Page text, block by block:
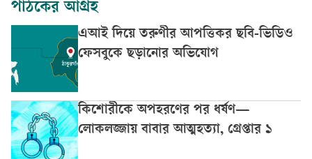
পাঠকের আগ্রহ
এআই দিয়ে তরুণীর আপত্তিকর ছবি-ভিডিও
ফেসবুকে ছড়ানোর অভিযোগ
কিশোরীকে অপহরণের পর ধর্ষণ—
লোকলজ্জায় বাবার আত্মহত্যা, গ্রেপ্তার ১